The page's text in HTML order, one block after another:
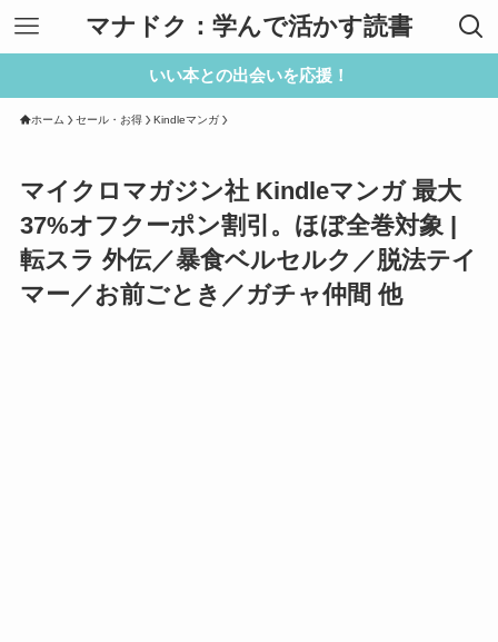
マナドク：学んで活かす読書
いい本との出会いを応援！
ホーム セール・お得 Kindleマンガ
マイクロマガジン社 Kindleマンガ 最大
37%オフクーポン割引。ほぼ全巻対象 |
転スラ 外伝／暴食ベルセルク／脱法テイ
マー／お前ごとき／ガチャ仲間 他